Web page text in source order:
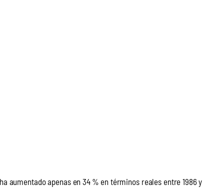
aumentado apenas en 34 % en términos reales entre 1986 y